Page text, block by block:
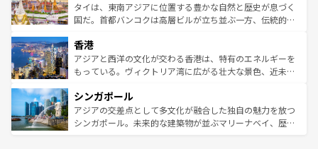
わってみてほしい。 なお、新着の韓国情報はコンテンツ一
覧を参照してほしい。
ーチミン市のフランス統治時代の建物も、独特の雰囲気を
醸し出している。また、バラエティの豊かさとおいしさで
とつ。フォーやバインミー、ベトナムコーヒーなどは、ぜ
ひ現地で味わいたい。どの地域を訪れてもあたたかい人々
が旅行者を迎えてくれるので、きっと忘れられない旅にな
参照してほしい。
タイは、東南アジアに位置する豊かな自然と歴史が息づく
国だ。首都バンコクは高層ビルが立ち並ぶ一方、伝統的な
の活気が交差している。北部ではチェンマイなどの山岳地
帯で自然と触れ合い、南部ではプーケットやクラビの美し
いビーチでリゾート気分を楽しむことができる。タイ料理
激する。気候は一年中温暖で、どの季節にも異なる楽しみ
が待っている。親しみやすいタイの人々、仏教を中心とし
た文化、そして多様な観光資源が、訪れる旅人を魅了し続
香港
アジアと西洋の文化が交わる香港は、特有のエネルギーを
もっている。ヴィクトリア湾に広がる壮大な景色、近未来
み、どこを訪れても感動するはず。観光スポットが密集し
ており、効率よく見どころを回れるのも魅力。息をのむよ
うな絶景から文化的な体験まで、香港を存分に楽しみ尽く
シンガポール
アジアの交差点として多文化が融合した独自の魅力を放つ
シンガポール。未来的な建築物が並ぶマリーナベイ、歴史